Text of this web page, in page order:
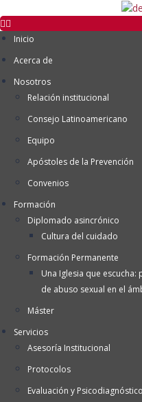
Inicio
Acerca de
Nosotros
Relación institucional
Consejo Latinoamericano
Equipo
Apóstoles de la Prevención
Convenios
Formación
Diplomado asincrónico
Cultura del cuidado
Formación Permanente
Una Iglesia que
de abuso sexual en el
Máster
Servicios
Asesoría Institucional
Protocolos
Evaluación y Psicodiagnóstico